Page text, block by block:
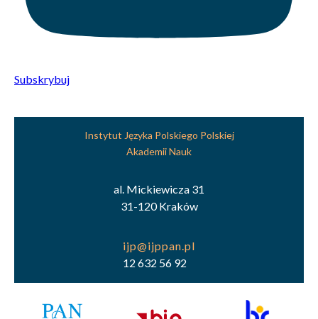
Subskrybuj
Instytut Języka Polskiego Polskiej
Akademii Nauk
al. Mickiewicza 31
31-120 Kraków
12 632 56 92